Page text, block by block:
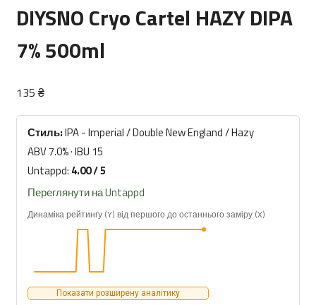
DIYSNO Cryo Cartel HAZY DIPA
7% 500ml
135 ₴
Стиль:IPA - Imperial / Double New England / Hazy
ABV 7.0% · IBU 15
Untappd: 4.00 / 5
Переглянути на Untappd
Динаміка рейтингу (Y) від першого до останнього заміру (X)
Показати розширену аналітику